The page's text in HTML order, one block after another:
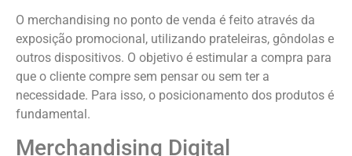
O merchandising no ponto de venda é feito através da
exposição promocional, utilizando prateleiras, gôndolas e
outros dispositivos. O objetivo é estimular a compra para
que o cliente compre sem pensar ou sem ter a
necessidade. Para isso, o posicionamento dos produtos é
fundamental.
Merchandising Digital